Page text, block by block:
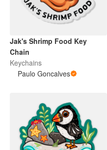
Jak's Shrimp Food Key
Chain
Keychains
Paulo Goncalves